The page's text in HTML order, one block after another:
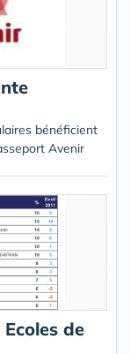
bénéficient
Avenir
de